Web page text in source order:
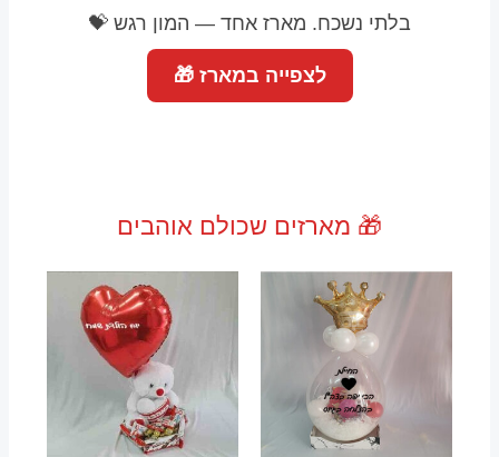
בלתי נשכח. מארז אחד — המון רגש 💝
לצפייה במארז 🎁
🎁 מארזים שכולם אוהבים